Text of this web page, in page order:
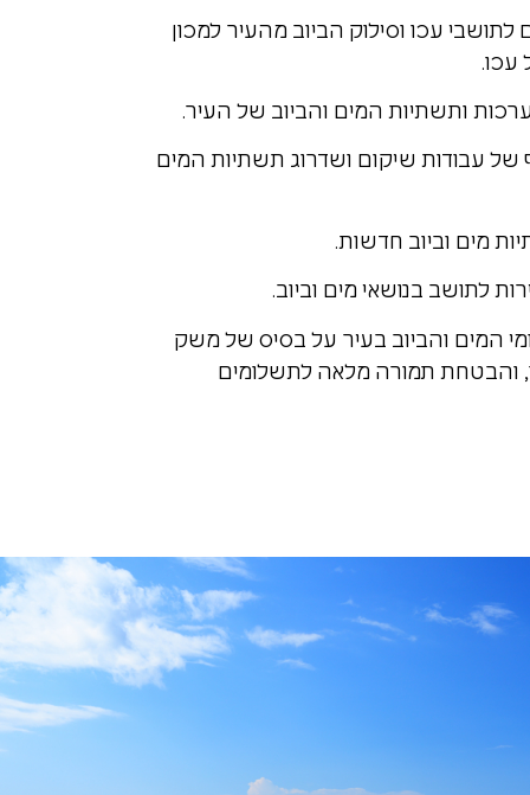
עכו וסילוק הביוב מהעיר למכון
עכו.
ותשתיות המים והביוב של העיר.
של עבודות שיקום ושדרוג תשתיות המים
מים וביוב חדשות.
לתושב בנושאי מים וביוב.
המים והביוב בעיר על בסיס של משק
והבטחת תמורה מלאה לתשלומים